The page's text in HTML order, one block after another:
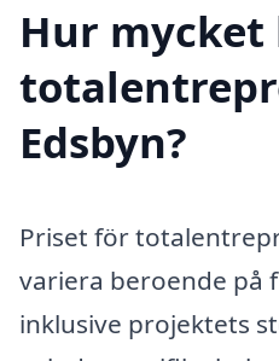
Hur mycket
Edsbyn?
Priset för
variera beroende på
inklusive projektets